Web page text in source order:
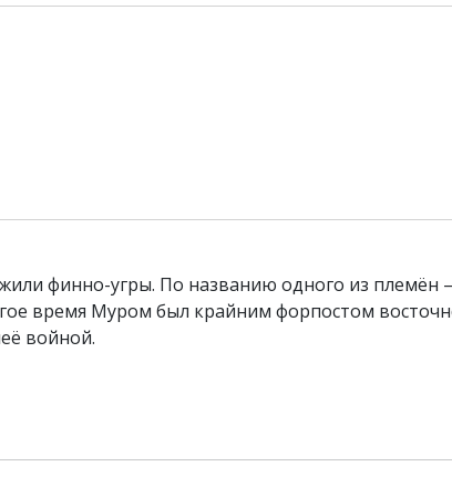
финно-угры. По названию одного из племён
время Муром был крайним форпостом
войной.